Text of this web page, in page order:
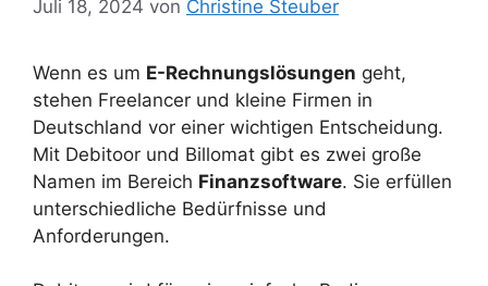
Juli 18, 2024 von Christine Steuber
Wenn es um E-Rechnungslösungen geht,
stehen Freelancer und kleine Firmen in
Deutschland vor einer wichtigen Entscheidung.
Mit Debitoor und Billomat gibt es zwei große
Namen im Bereich Finanzsoftware. Sie erfüllen
unterschiedliche Bedürfnisse und
Anforderungen.